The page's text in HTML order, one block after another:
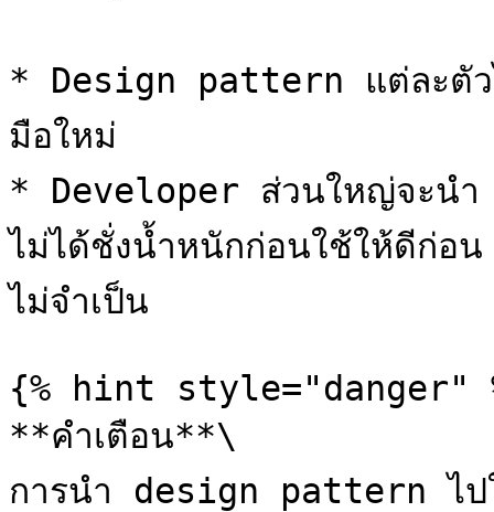
* Design pattern แต่ละตัว
มือใหม่
* Developer ส่วนใหญ่จะน
ไม่ได้ชั่งน้ำหนักก่อนใช้ให้ดีก่อ
ไม่จำเป็น
{% hint style="danger"
**คำเตือน**\
การนำ design pattern ไปใ